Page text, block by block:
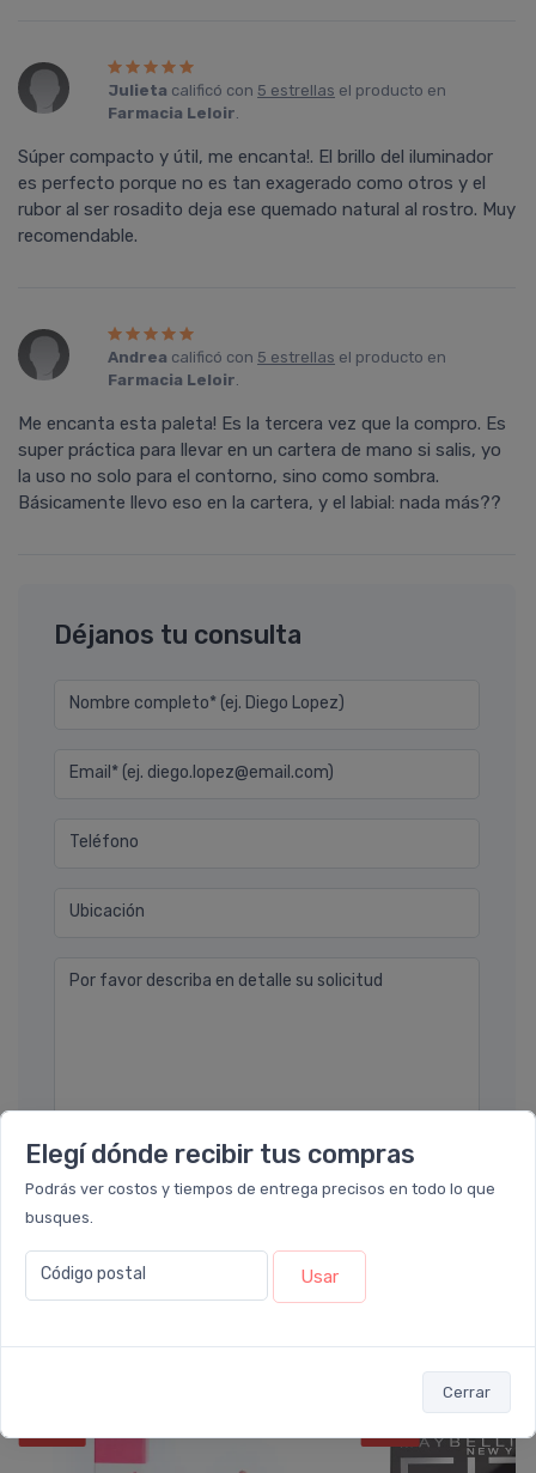
Elegí dónde recibir tus compras
Podrás ver costos y tiempos de entrega precisos en todo lo que
busques.
Código postal Usar
Cerrar
Julieta calificó con 5 estrellas el producto en
Farmacia Leloir.
Súper compacto y útil, me encanta!. El brillo del iluminador
es perfecto porque no es tan exagerado como otros y el
rubor al ser rosadito deja ese quemado natural al rostro. Muy
recomendable.
Andrea calificó con 5 estrellas el producto en
Farmacia Leloir.
Me encanta esta paleta! Es la tercera vez que la compro. Es
super práctica para llevar en un cartera de mano si salis, yo
la uso no solo para el contorno, sino como sombra.
Básicamente llevo eso en la cartera, y el labial: nada más??
Déjanos tu consulta
Nombre completo* (ej. Diego Lopez)
Email* (ej. diego.lopez@email.com)
Teléfono
Ubicación
Por favor describa en detalle su solicitud
También te recomendamos...